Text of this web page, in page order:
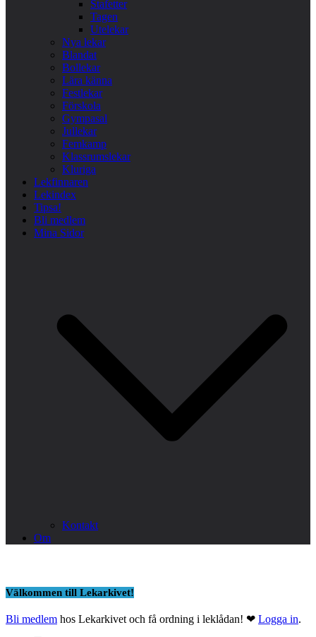
Stafetter
Tagen
Utelekar
Nya lekar
Blandat
Bollekar
Lära känna
Festlekar
Förskola
Gympasal
Jullekar
Femkamp
Klassrumslekar
Kluriga
Lekfinnaren
Lekindex
Tipsa!
Bli medlem
Mina Sidor
Kontakt
Om
Välkommen till Lekarkivet!
Bli medlem hos Lekarkivet och få ordning i leklådan! ❤ Logga in.